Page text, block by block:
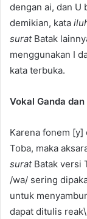
dengan ai, dan U
demikian, kata
surat Batak
menggunakan I
kata terbuka.
Vokal Ganda
Karena fonem [y]
Toba, maka
surat Batak versi
/wa/ sering
untuk
dapat ditulis